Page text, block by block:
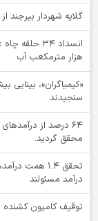
گلایه شهردار
هزار مترمکعب آب
سنجیدند
64 درصد از
محقق گردید.
تحقق ۱.۴
درآمد مسئولند
توقيف کامیون کشنده حامل 23 هزار لیتر گاز مایع